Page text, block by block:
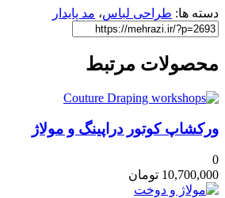
دسته ها: طراحی لباس، مد پایدار
محصولات مرتبط
ورکشاپ کوتور دراپینگ و مولاژ
0
10,700,000 تومان